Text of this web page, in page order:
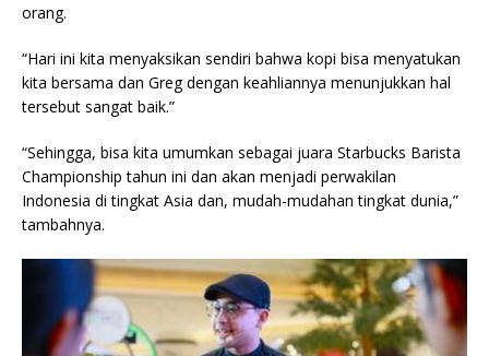
orang.
“Hari ini kita menyaksikan sendiri bahwa kopi bisa menyatukan
kita bersama dan Greg dengan keahliannya menunjukkan hal
tersebut sangat baik.”
“Sehingga, bisa kita umumkan sebagai juara Starbucks Barista
Championship tahun ini dan akan menjadi perwakilan
Indonesia di tingkat Asia dan, mudah-mudahan tingkat dunia,”
tambahnya.